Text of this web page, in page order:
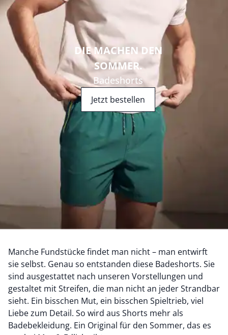
Bildverlinkung
DIE MACHEN DEN
SOMMER.
Badeshorts
Jetzt bestellen
Manche Fundstücke findet man nicht – man entwirft
sie selbst. Genau so entstanden diese Badeshorts. Sie
sind ausgestattet nach unseren Vorstellungen und
gestaltet mit Streifen, die man nicht an jeder Strandbar
sieht. Ein bisschen Mut, ein bisschen Spieltrieb, viel
Liebe zum Detail. So wird aus Shorts mehr als
Badebekleidung. Ein Original für den Sommer, das es